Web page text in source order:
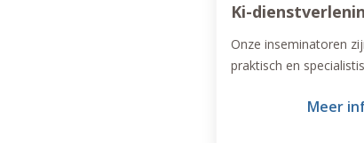
Ki-
Onze inseminatoren
praktisch en
vruchtbaarheid én
Meer